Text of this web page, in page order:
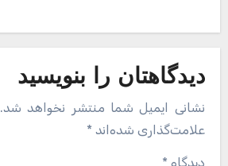
دیدگاهتان را بنویسید
نشانی ایمیل شما منتشر نخواهد شد.
علامت‌گذاری شده‌اند *
دیدگاه *